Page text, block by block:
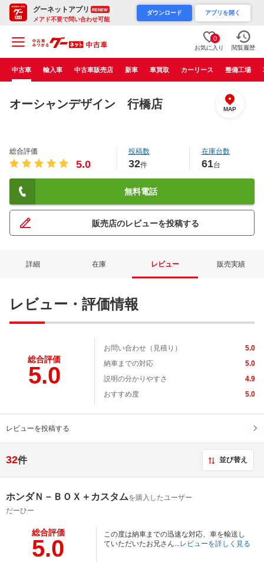
グーネットアプリ RENEW
メアド不要で問い合わせ可能
ダウンロード アプリを開く
0
お気に入り 閲覧履歴
中古車 輸入車 中古車販売店 新車 車買取 カーリース 整備工場
オーシャンデザイン 行橋店 MAP
総合評価
5.0
投稿数
32件
在庫台数
61台
無料電話
販売店のレビューを投稿する
詳細 在庫 レビュー 販売実績
レビュー・評価情報
総合評価
5.0
お問い合わせ（見積り）
5.0
納車までの対応
5.0
説明の分かりやすさ
4.9
おすすめ度
5.0
レビューを投稿する
32件 並び替え
ホンダＮ－ＢＯＸ＋カスタムを購入したユーザー
だーひー
総合評価
5.0
この度は納車までの迅速な対応、車を輸送し
ていただいたお兄さん...レビューを詳しく見る